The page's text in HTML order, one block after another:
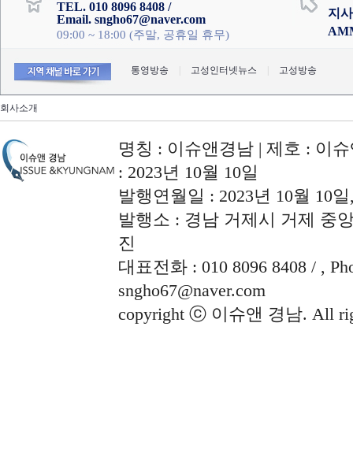
TEL. 010 8096 8408 /
Email. sngho67@naver.com
09:00 ~ 18:00 (주말, 공휴일 휴무)
지
통영방송 고성인터넷뉴스 고성방송
회사소개
명칭 : 이슈앤경남 | 제호 : 이
: 2023년 10월 10일
발행연월일 : 2023년 10월 10
발행소 : 경남 거제시 거제 중
진
대표전화 : 010 8096 8408 / ,
sngho67@naver.com
copyright ⓒ 이슈앤 경남. All